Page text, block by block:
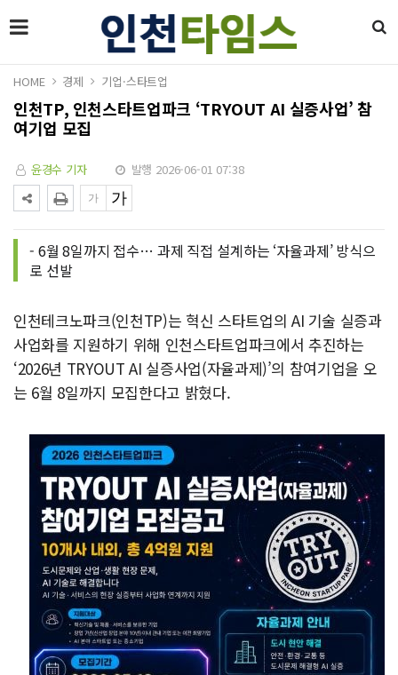
HOME 경제 기업·스타트업
인천TP, 인천스타트업파크 ‘TRYOUT AI 실증사업’ 참
여기업 모집
윤경수 기자 발행 2026-06-01 07:38
- 6월 8일까지 접수… 과제 직접 설계하는 ‘자율과제’ 방식으
로 선발
인천테크노파크(인천TP)는 혁신 스타트업의 AI 기술 실증과
사업화를 지원하기 위해 인천스타트업파크에서 추진하는
‘2026년 TRYOUT AI 실증사업(자율과제)’의 참여기업을 오
는 6월 8일까지 모집한다고 밝혔다.